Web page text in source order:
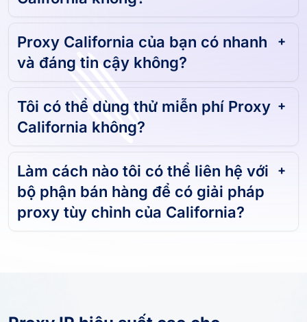
Proxy California của bạn có nhanh
và đáng tin cậy không?
Tôi có thể dùng thử miễn phí Proxy
California không?
Làm cách nào tôi có thể liên hệ với
bộ phận bán hàng để có giải pháp
proxy tùy chỉnh của California?